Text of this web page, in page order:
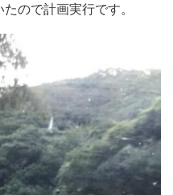
ので計画実行です。